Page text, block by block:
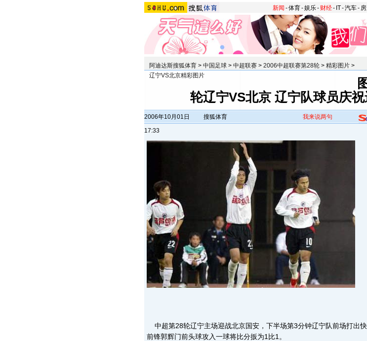
新闻 -体育-娱乐- 财经- IT-汽车-
阿迪达斯搜狐体育 > 中国足球 > 中超联赛 > 2006中超联赛第28轮 > 精彩图片 >
辽宁VS北京精彩图片
轮辽宁VS北京 辽宁队球员庆
2006年10月01日
17:33
搜狐体育 我来说两句
中超第28轮辽宁主场迎战北京国安，下半场第3分钟辽宁队前场打出
前锋郭辉门前头球攻入一球将比分扳为1比1。